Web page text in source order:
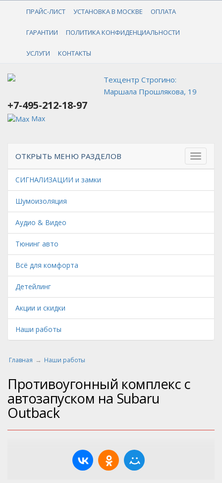
+7-495-212-18-97
ПРАЙС-ЛИСТ УСТАНОВКА В МОСКВЕ ОПЛАТА
ГАРАНТИИ ПОЛИТИКА КОНФИДЕНЦИАЛЬНОСТИ
УСЛУГИ КОНТАКТЫ
Техцентр Строгино:
Маршала Прошлякова, 19
+7-495-212-18-97
Max
ОТКРЫТЬ МЕНЮ РАЗДЕЛОВ
СИГНАЛИЗАЦИИ и замки
Шумоизоляция
Аудио & Видео
Тюнинг авто
Всё для комфорта
Детейлинг
Акции и скидки
Наши работы
Главная Наши работы
Противоугонный комплекс с
автозапуском на Subaru
Outback